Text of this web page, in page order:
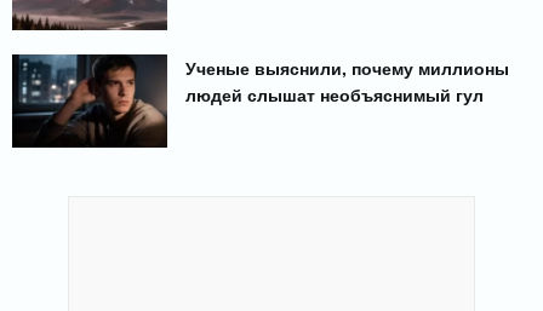
Ученые выяснили, почему миллионы
людей слышат необъяснимый гул